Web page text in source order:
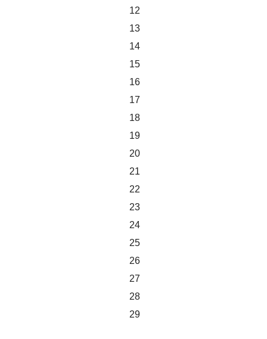
12
13
14
15
16
17
18
19
20
21
22
23
24
25
26
27
28
29